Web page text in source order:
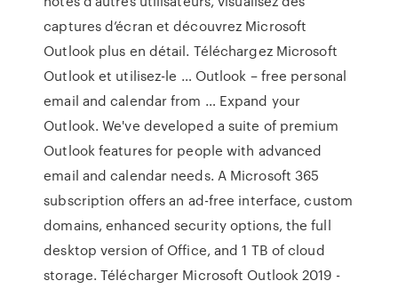
captures d’écran et découvrez Microsoft
Outlook plus en détail. Téléchargez Microsoft
Outlook et utilisez-le … Outlook – free personal
email and calendar from … Expand your
Outlook. We've developed a suite of premium
Outlook features for people with advanced
email and calendar needs. A Microsoft 365
subscription offers an ad-free interface, custom
domains, enhanced security options, the full
desktop version of Office, and 1 TB of cloud
storage. Télécharger Microsoft Outlook 2019 -